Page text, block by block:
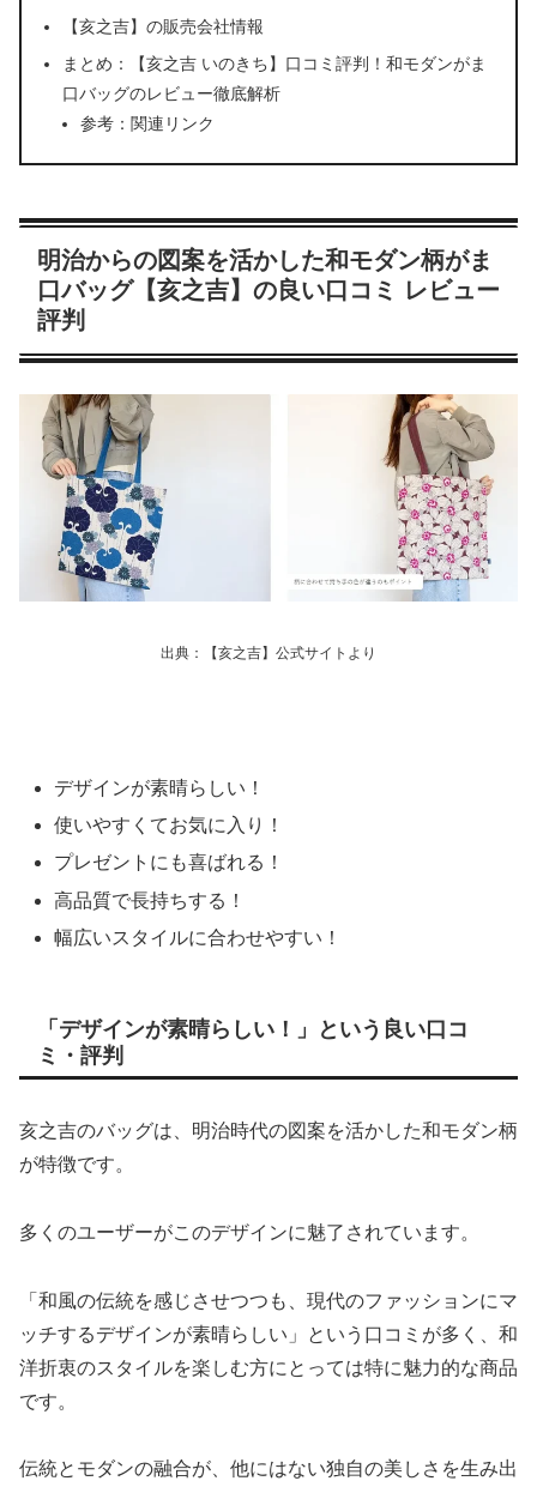
【亥之吉】の販売会社情報
まとめ：【亥之吉 いのきち】口コミ評判！和モダンがま
口バッグのレビュー徹底解析
参考：関連リンク
明治からの図案を活かした和モダン柄がま
口バッグ【亥之吉】の良い口コミ レビュー
評判
出典：【亥之吉】公式サイトより
デザインが素晴らしい！
使いやすくてお気に入り！
プレゼントにも喜ばれる！
高品質で長持ちする！
幅広いスタイルに合わせやすい！
「デザインが素晴らしい！」という良い口コ
ミ・評判
亥之吉のバッグは、明治時代の図案を活かした和モダン柄
が特徴です。
多くのユーザーがこのデザインに魅了されています。
「和風の伝統を感じさせつつも、現代のファッションにマ
ッチするデザインが素晴らしい」という口コミが多く、和
洋折衷のスタイルを楽しむ方にとっては特に魅力的な商品
です。
伝統とモダンの融合が、他にはない独自の美しさを生み出